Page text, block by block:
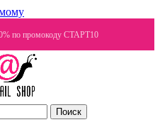
по промокоду СТАРТ10
Поиск